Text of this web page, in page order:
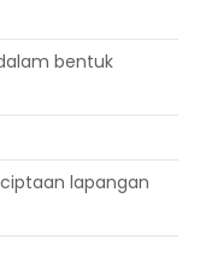
bentuk
lapangan